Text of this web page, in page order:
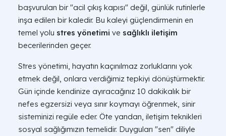
başvurulan bir "acil çıkış kapısı" değil, günlük rutinlerle
inşa edilen bir kaledir. Bu kaleyi güçlendirmenin en
temel yolu stres yönetimi ve sağlıklı iletişim
becerilerinden geçer.
Stres yönetimi, hayatın kaçınılmaz zorluklarını yok
etmek değil, onlara verdiğimiz tepkiyi dönüştürmektir.
Gün içinde kendinize ayıracağınız 10 dakikalık bir
nefes egzersizi veya sınır koymayı öğrenmek, sinir
sisteminizi regüle eder. Öte yandan, iletişim teknikleri
sosyal sağlığımızın temelidir. Duyguları "sen" diliyle